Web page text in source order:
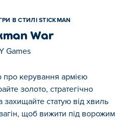
ІГРИ В СТИЛІ STICKMAN
War
Games
керування армією
золото, стратегічно
захищайте статую від хвиль
щоб вижити під ворожим